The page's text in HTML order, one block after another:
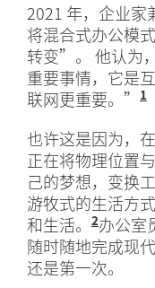
2021 年，企业家
将混合式办公模
转变”。 他认为
重要事情，它是
联网更重要。” 1
也许这是因为，
正在将物理位置
己的梦想，变换
游牧式的生活方
和生活。 2“大辞
办公室
随时随地完成现
还是第一次。